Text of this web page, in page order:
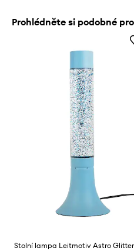
Prohlédněte si podobné
Stolní lampa Leitmotiv Astro Glitter